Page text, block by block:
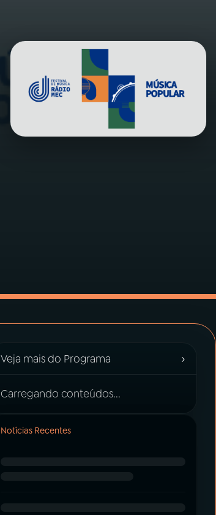
Veja mais do Programa ›
Carregando conteúdos...
Notícias Recentes